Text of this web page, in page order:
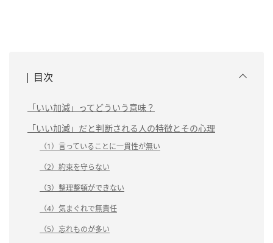
目次
「いい加減」ってどういう意味？
「いい加減」だと判断される人の特徴とその心理
（1）言っていることに一貫性が無い
（2）約束を守らない
（3）整理整頓ができない
（4）気まぐれで無責任
（5）忘れものが多い